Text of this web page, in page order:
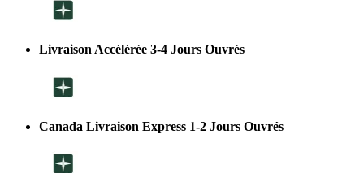
Livraison Accélérée 3-4 Jours Ouvrés
Canada Livraison Express 1-2 Jours Ouvrés